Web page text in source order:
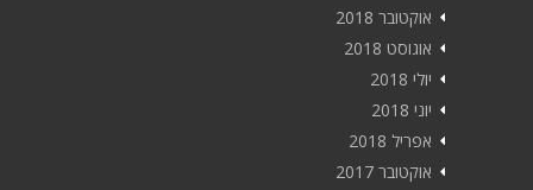
אוקטובר 2018
אוגוסט 2018
יולי 2018
יוני 2018
אפריל 2018
אוקטובר 2017